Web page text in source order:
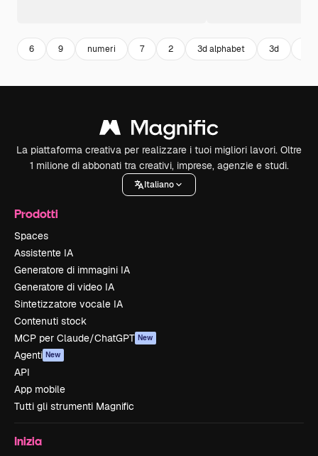
6 9 numeri 7 2 3d alphabet 3d
La piattaforma creativa per realizzare i tuoi migliori lavori. Oltre
1 milione di abbonati tra creativi, imprese, agenzie e studi.
Italiano
Prodotti
Spaces
Assistente IA
Generatore di immagini IA
Generatore di video IA
Sintetizzatore vocale IA
Contenuti stock
MCP per Claude/ChatGPT New
Agenti New
API
App mobile
Tutti gli strumenti Magnific
Inizia